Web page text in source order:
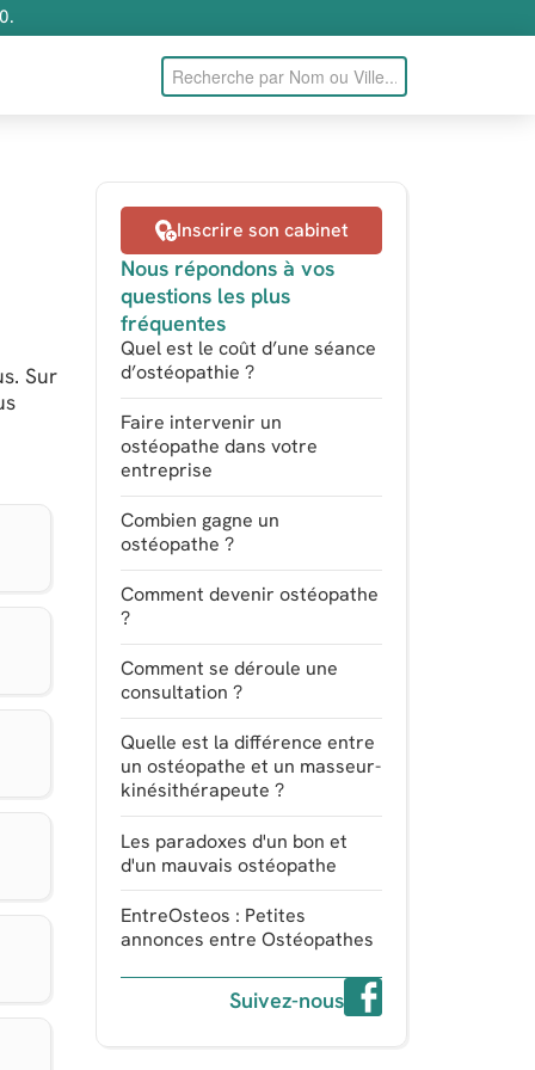
Sur
Inscrire son cabinet
Nous répondons à vos
questions les plus
fréquentes
Quel est le coût d’une séance
d’ostéopathie ?
Faire intervenir un
ostéopathe dans votre
entreprise
Combien gagne un
ostéopathe ?
Comment devenir ostéopathe
?
Comment se déroule une
consultation ?
Quelle est la différence entre
un ostéopathe et un masseur-
kinésithérapeute ?
Les paradoxes d'un bon et
d'un mauvais ostéopathe
EntreOsteos : Petites
annonces entre Ostéopathes
Suivez-nous